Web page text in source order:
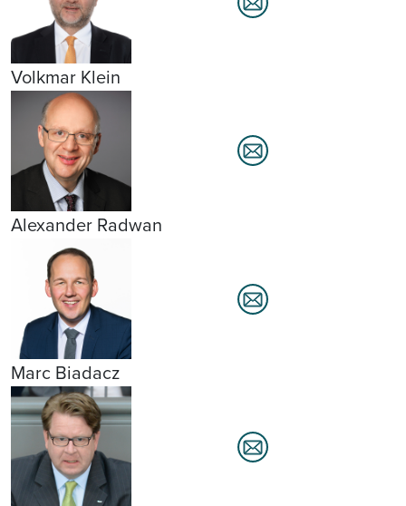
Volkmar Klein
Alexander Radwan
Marc Biadacz